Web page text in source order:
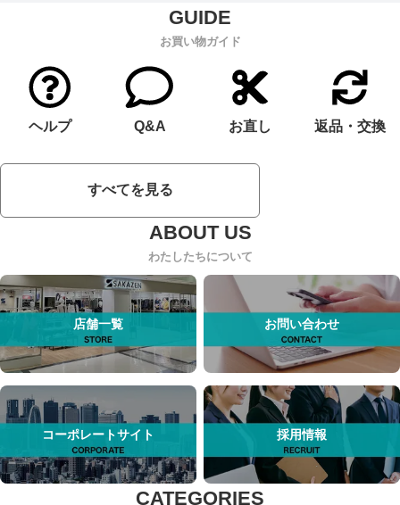
お買い物ガイド
ヘルプ Q&A お直し 返品・交換
すべてを見る
わたしたちについて
店舗一覧 お問い合わせ
コーポレートサイト 採用情報